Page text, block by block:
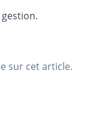
sur cet article.